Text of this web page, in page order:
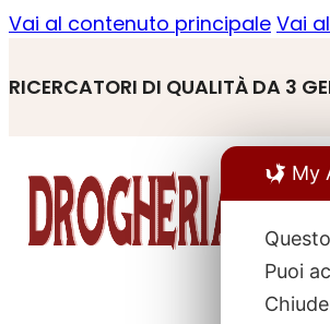
Vai al contenuto principale Vai
RICERCATORI DI QUALITÀ DA 3
My
Puoi